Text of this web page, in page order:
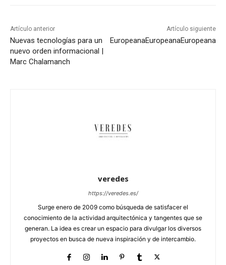
Artículo anterior
Nuevas tecnologías para un
nuevo orden informacional |
Marc Chalamanch
Artículo siguiente
EuropeanaEuropeanaEuropeana
veredes
https://veredes.es/
Surge enero de 2009 como búsqueda de satisfacer el
conocimiento de la actividad arquitectónica y tangentes que se
generan. La idea es crear un espacio para divulgar los diversos
proyectos en busca de nueva inspiración y de intercambio.